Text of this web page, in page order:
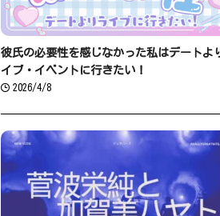
彼氏の必要性を感じなかった私はデートよ
イブ・イベントに行きたい！
2026/4/8